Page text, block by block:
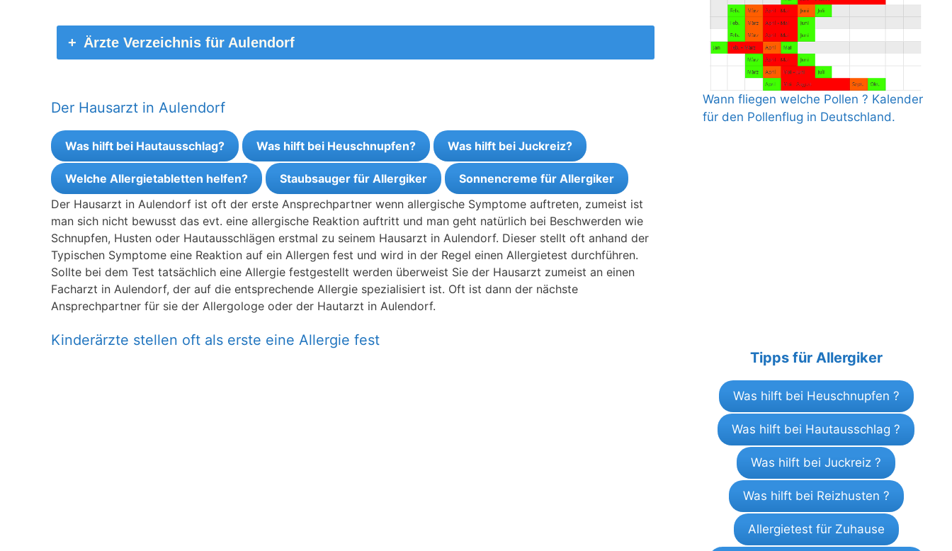
Ärzte Verzeichnis für Aulendorf
Der Hausarzt in Aulendorf
Was hilft bei Hautausschlag? Was hilft bei Heuschnupfen? Was hilft bei Juckreiz?
Welche Allergietabletten helfen? Staubsauger für Allergiker
Sonnencreme für Allergiker
Der Hausarzt in Aulendorf ist oft der erste Ansprechpartner wenn allergische Symptome auftreten, zumeist ist
man sich nicht bewusst das evt. eine allergische Reaktion auftritt und man geht natürlich bei Beschwerden wie
Schnupfen, Husten oder Hautausschlägen erstmal zu seinem Hausarzt in Aulendorf. Dieser stellt oft anhand der
Typischen Symptome eine Reaktion auf ein Allergen fest und wird in der Regel einen Allergietest durchführen.
Sollte bei dem Test tatsächlich eine Allergie festgestellt werden überweist Sie der Hausarzt zumeist an einen
Facharzt in Aulendorf, der auf die entsprechende Allergie spezialisiert ist. Oft ist dann der nächste
Ansprechpartner für sie der Allergologe oder der Hautarzt in Aulendorf.
Kinderärzte stellen oft als erste eine Allergie fest
Wann fliegen welche Pollen ? Kalender
für den Pollenflug in Deutschland.
Tipps für Allergiker
Was hilft bei Heuschnupfen ?
Was hilft bei Hautausschlag ?
Was hilft bei Juckreiz ?
Was hilft bei Reizhusten ?
Allergietest für Zuhause